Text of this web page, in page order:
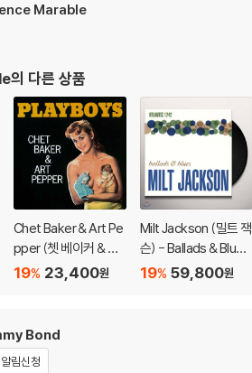
Marable
의 다른 상품
Chet Baker & Art Pe
pper (쳇 베이커 & 아
트 파머) - Playboys
23,400원
19%
Milt Jackson (밀트 잭
슨) - Ballads & Blues
[LP] 59,800원
19%
Bond
림신청